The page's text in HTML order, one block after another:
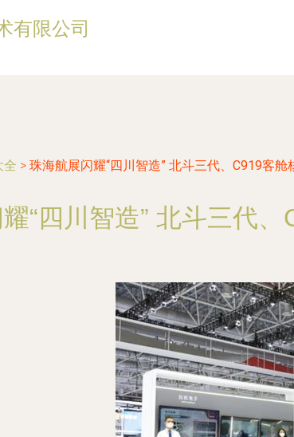
有限公司
全 > 珠海航展闪耀“四川智造” 北斗三代、C919客
“四川智造” 北斗三代